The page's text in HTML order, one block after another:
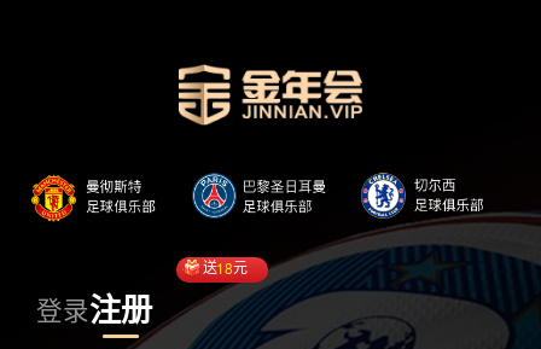
登录注册
送18元